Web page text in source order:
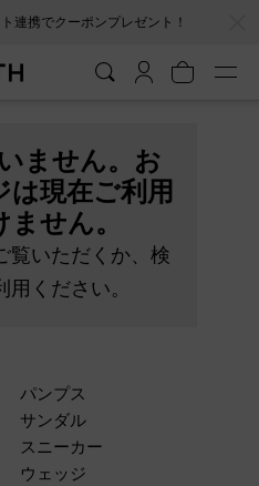
連携でクーポンプレゼント！
ません。お
は現在ご利用
せん。
覧いただくか、検
ください。
パンプス
サンダル
スニーカー
ウェッジ